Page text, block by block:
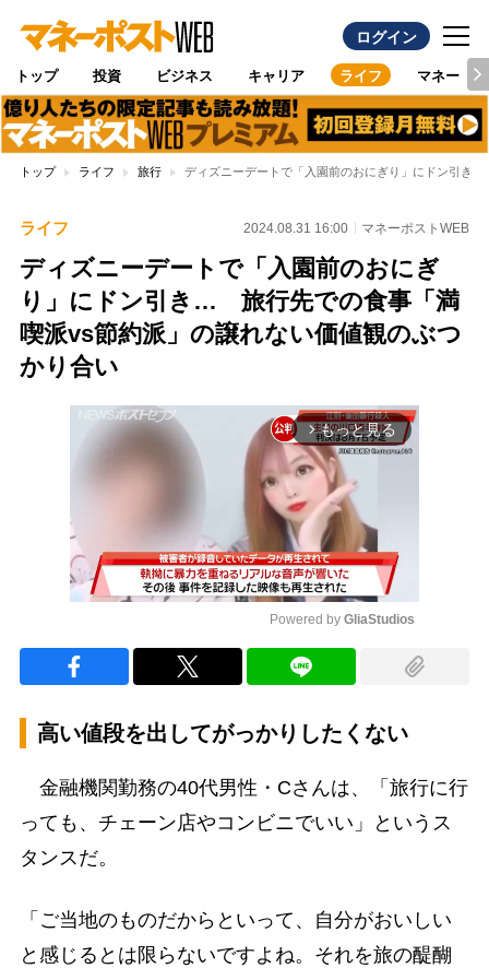
ログイン
トップ 投資 ビジネス キャリア ライフ マネー
トップ ライフ 旅行 ディズニーデートで「入園前のおにぎり」にドン引き
ライフ 2024.08.31 16:00 マネーポストWEB
ディズニーデートで「入園前のおにぎ
り」にドン引き… 旅行先での食事「満
喫派vs節約派」の譲れない価値観のぶつ
かり合い
arrow_forward_ios もっと見る
Powered by GliaStudios
高い値段を出してがっかりしたくない
金融機関勤務の40代男性・Cさんは、「旅行に行
っても、チェーン店やコンビニでいい」というス
タンスだ。
「ご当地のものだからといって、自分がおいしい
と感じるとは限らないですよね。それを旅の醍醐